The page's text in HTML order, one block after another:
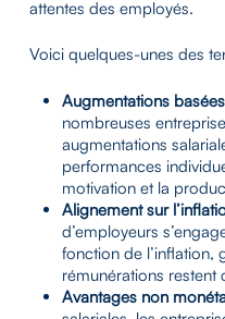
attentes des employés.
Voici quelques-unes des
Augmentations
nombreuses
augmentations
performances
motivation et la
Alignement sur
d’employeurs
fonction de l’inflation,
rémunérations restent
Avantages non